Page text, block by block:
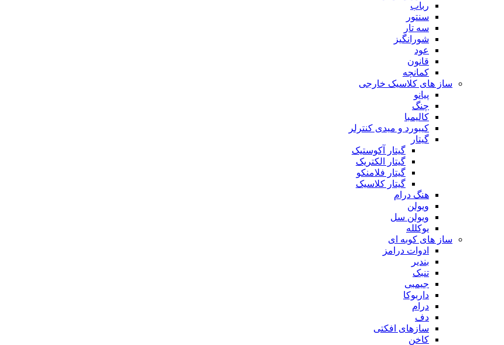
رباب
سنتور
سه تار
شورانگیز
عود
قانون
کمانچه
ساز های کلاسیک خارجی
پیانو
چنگ
کالیمبا
کیبورد و میدی کنترلر
گیتار
گیتار آکوستیک
گیتار الکتریک
گیتار فلامنکو
گیتار کلاسیک
هنگ درام
ویولن
ویولن سل
یوکلله
ساز های کوبه ای
ادوات درامز
بندیر
تنبک
جیمبی
داربوکا
درام
دف
سازهای افکتی
کاخن